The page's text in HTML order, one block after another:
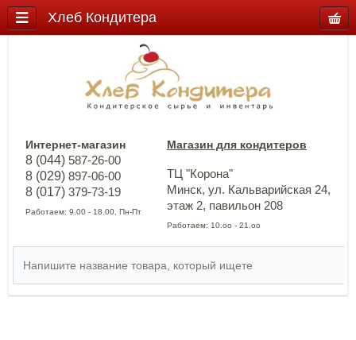
Интернет-магазин
8 (044) 587-26-00
8 (029) 897-06-00
8 (017) 379-73-19
Работаем: 9.00 - 18.00, Пн-Пт
Магазин для кондитеров
ТЦ "Корона"
Минск, ул. Кальварийская 24,
этаж 2, павильон 208
Работаем: 10.оо - 21.оо
Хлеб Кондитера